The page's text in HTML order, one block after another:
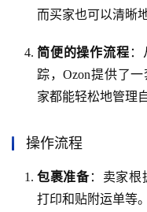
而买家也可以清晰
简便的操作流程
踪，Ozon提供了
家都能轻松地管理
操作流程
包裹准备：卖家根
打印和贴附运单等。